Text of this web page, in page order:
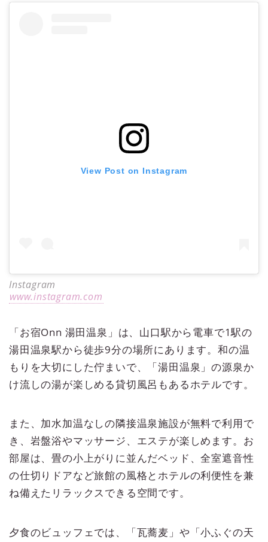
View Post on Instagram
Instagram
www.instagram.com
「お宿Onn 湯田温泉」は、山口駅から電車で1駅の
湯田温泉駅から徒歩9分の場所にあります。和の温
もりを大切にした佇まいで、「湯田温泉」の源泉か
け流しの湯が楽しめる貸切風呂もあるホテルです。
また、加水加温なしの隣接温泉施設が無料で利用で
き、岩盤浴やマッサージ、エステが楽しめます。お
部屋は、畳の小上がりに並んだベッド、全室遮音性
の仕切りドアなど旅館の風格とホテルの利便性を兼
ね備えたリラックスできる空間です。
夕食のビュッフェでは、「瓦蕎麦」や「小ふぐの天